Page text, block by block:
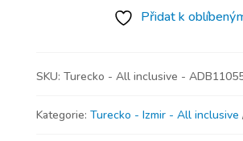
Přidat k
SKU: Turecko - All inclusive -
Kategorie: Turecko - Izmir - All inclusive